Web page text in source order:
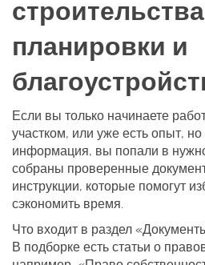
планировки и
Если вы только начинаете
участком, или уже есть опыт,
информация, вы попали в
собраны проверенные
инструкции, которые помогут
сэкономить время.
Что входит в раздел
В подборке есть статьи о